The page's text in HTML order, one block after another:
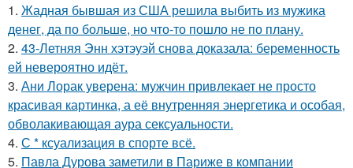
1. Жадная бывшая из США решила выбить из мужика
денег, да по больше, но что-то пошло не по плану.
2. 43-Летняя Энн хэтэуэй снова доказала: беременность
ей невероятно идёт.
3. Ани Лорак уверена: мужчин привлекает не просто
красивая картинка, а её внутренняя энергетика и особая,
обволакивающая аура сексуальности.
4. С * ксуализация в спорте всё.
5. Павла Дурова заметили в Париже в компании